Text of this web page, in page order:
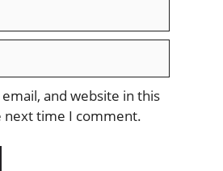
and website in this
time I comment.